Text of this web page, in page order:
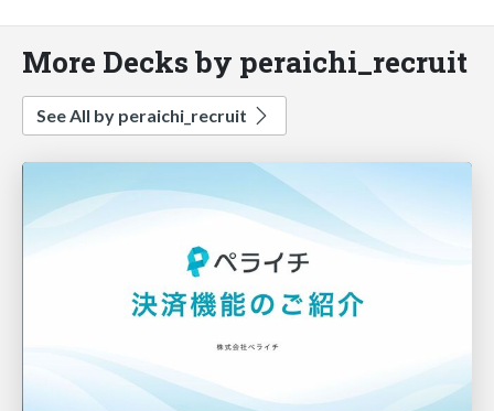
More Decks by peraichi_recruit
See All by peraichi_recruit